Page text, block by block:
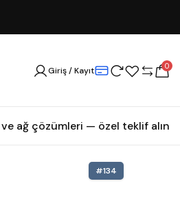
Giriş / Kayıt 0
ağ çözümleri — özel teklif alın
#134